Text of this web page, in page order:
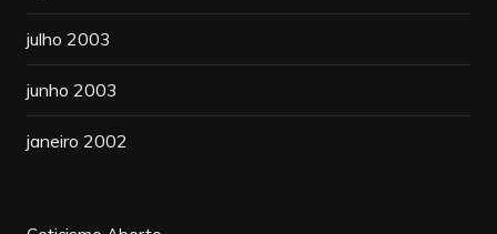
julho 2003
junho 2003
janeiro 2002